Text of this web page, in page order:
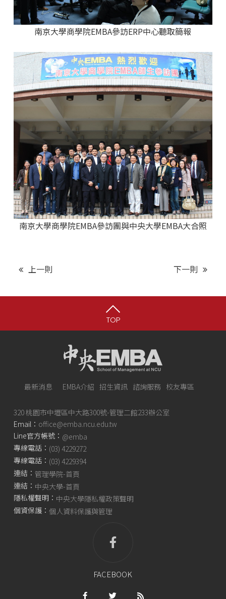
南京大學商學院EMBA參訪ERP中心聽取簡報
南京大學商學院EMBA參訪團與中央大學EMBA大合照
上一則 下一則
TOP
最新消息 EMBA介紹 招生資訊 諮詢服務 校友專區
320 桃園市中壢區中大路300號-管理二館233辦公室
Email： office@emba.ncu.edu.tw
Line官方帳號： @emba
專線電話： (03) 4229272
專線電話： (03) 4229394
連結： 管理學院-首頁
連結： 中央大學-首頁
隱私權聲明： 中央大學隱私權政策聲明
個資保護： 個人資料保護與管理
FACEBOOK